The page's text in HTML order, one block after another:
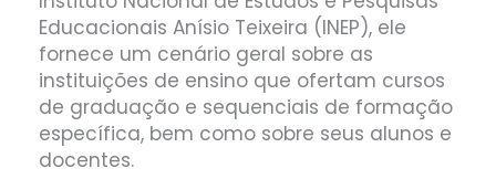
Educacionais Anísio Teixeira (INEP), ele
fornece um cenário geral sobre as
instituições de ensino que ofertam cursos
de graduação e sequenciais de formação
específica, bem como sobre seus alunos e
docentes.